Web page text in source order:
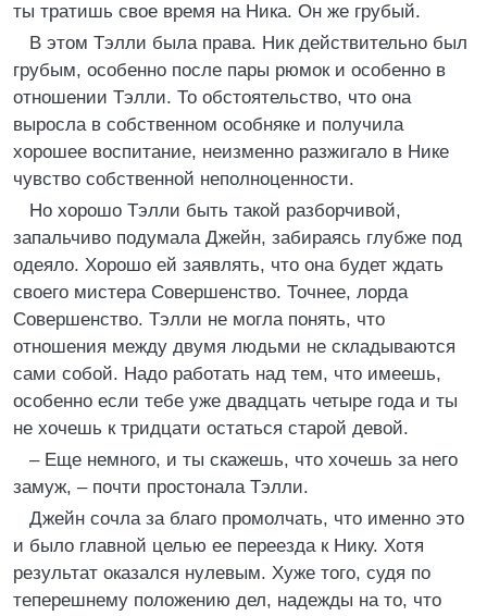
ты тратишь свое время на Ника. Он же грубый.
В этом Тэлли была права. Ник действительно был
грубым, особенно после пары рюмок и особенно в
отношении Тэлли. То обстоятельство, что она
выросла в собственном особняке и получила
хорошее воспитание, неизменно разжигало в Нике
чувство собственной неполноценности.
Но хорошо Тэлли быть такой разборчивой,
запальчиво подумала Джейн, забираясь глубже под
одеяло. Хорошо ей заявлять, что она будет ждать
своего мистера Совершенство. Точнее, лорда
Совершенство. Тэлли не могла понять, что
отношения между двумя людьми не складываются
сами собой. Надо работать над тем, что имеешь,
особенно если тебе уже двадцать четыре года и ты
не хочешь к тридцати остаться старой девой.
– Еще немного, и ты скажешь, что хочешь за него
замуж, – почти простонала Тэлли.
Джейн сочла за благо промолчать, что именно это
и было главной целью ее переезда к Нику. Хотя
результат оказался нулевым. Хуже того, судя по
теперешнему положению дел, надежды на то, что